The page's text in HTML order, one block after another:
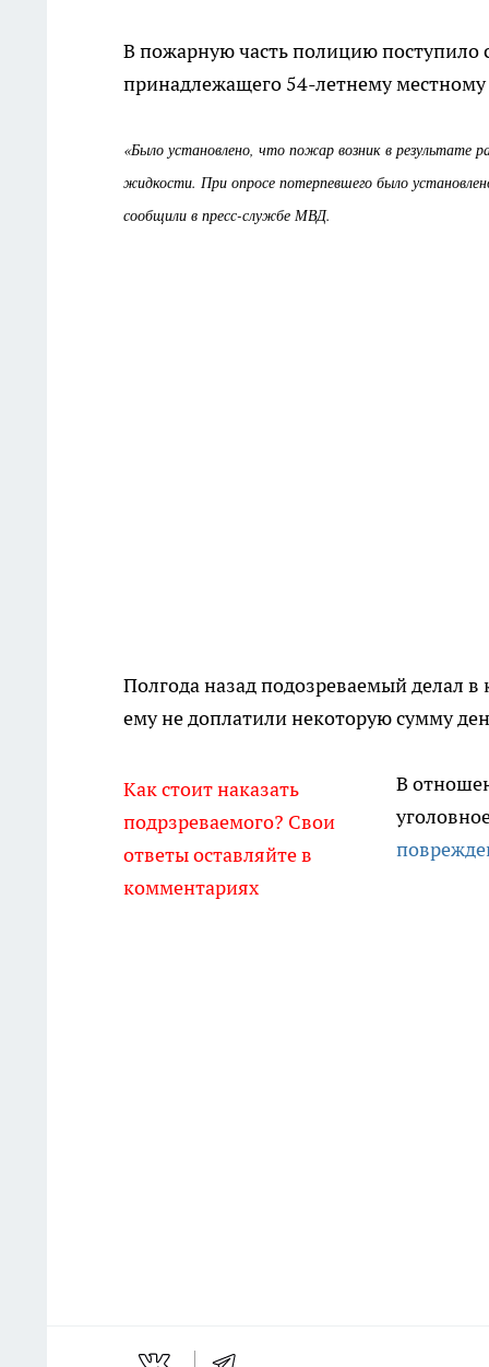
В пожарную часть полицию
принадлежащего 54-летнему
«Было установлено, что пожар возник в результате
жидкости. При опросе потерпевшего было
сообщили в пресс-службе МВД.
Полгода назад подозреваемый делал
ему не доплатили некоторую сумму
Как стоит наказать
подрзреваемого? Свои
ответы оставляйте в
комментариях
В